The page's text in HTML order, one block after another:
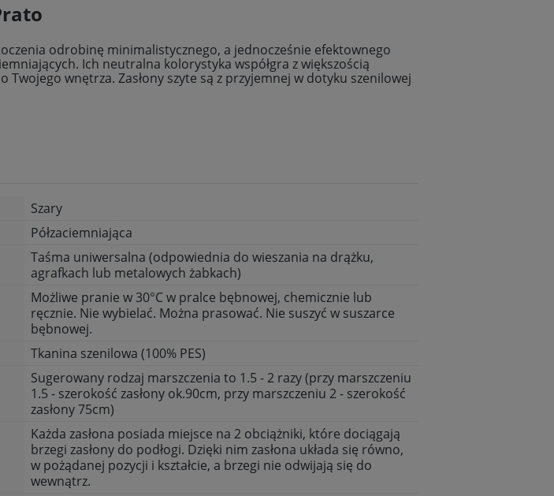
odrobinę minimalistycznego, a jednocześnie efektownego
Ich neutralna kolorystyka współgra z większością
wnętrza. Zasłony szyte są z przyjemnej w dotyku szenilowej
Szary
Półzaciemniająca
Taśma uniwersalna (odpowiednia do wieszania na drążku,
agrafkach lub metalowych żabkach)
Możliwe pranie w 30°C w pralce bębnowej, chemicznie lub
ręcznie. Nie wybielać. Można prasować. Nie suszyć w suszarce
bębnowej.
Tkanina szenilowa (100% PES)
Sugerowany rodzaj marszczenia to 1.5 - 2 razy (przy marszczeniu
1.5 - szerokość zasłony ok.90cm, przy marszczeniu 2 - szerokość
zasłony 75cm)
Każda zasłona posiada miejsce na 2 obciążniki, które dociągają
brzegi zasłony do podłogi. Dzięki nim zasłona układa się równo,
w pożądanej pozycji i kształcie, a brzegi nie odwijają się do
wewnątrz.